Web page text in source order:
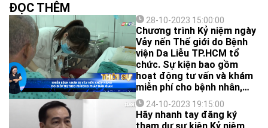
ĐỌC THÊM
28-10-2023 15:00:00
Chương trình Kỷ niệm ngày
Vảy nến Thế giới do Bệnh
viện Da Liễu TP.HCM tổ
chức. Sự kiện bao gồm
hoạt động tư vấn và khám
miễn phí cho bệnh nhân,
cùng với hoạt động báo
cáo chuyên đề do các Bác
sĩ tại Bệnh viện Da Liễu TP.
24-10-2023 19:15:00
Hãy nhanh tay đăng ký